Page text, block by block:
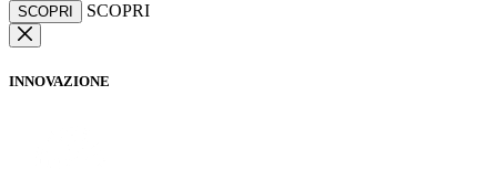
SCOPRI SCOPRI
INNOVAZIONE